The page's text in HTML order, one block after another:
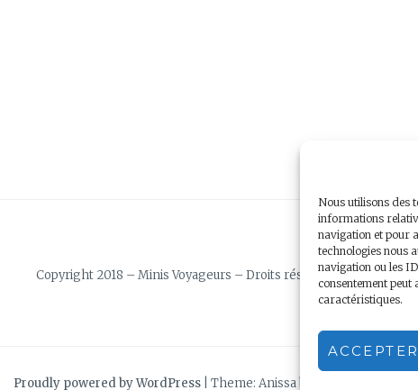
Nous utilisons des
informations
navigation et pour
technologies nous
navigation ou les
consentement
caractéristiques.
ACCEPTER
Copyright 2018 – Minis Voyageurs – Droits réservés
Proudly powered by WordPress Theme: Anissa by